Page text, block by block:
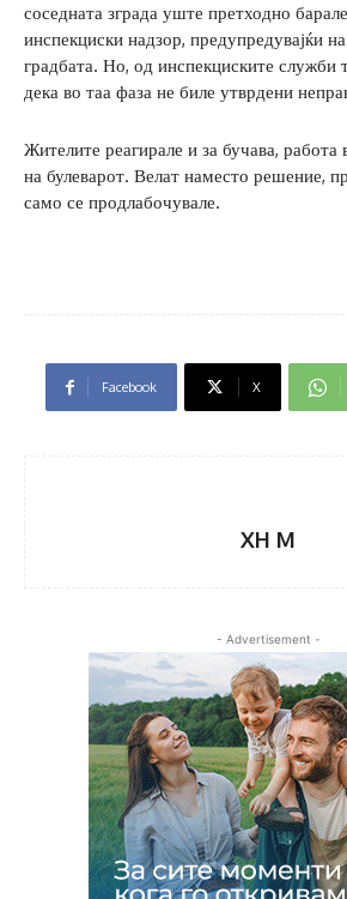
соседната зграда уште претходно
инспекциски надзор, предупредувајќи
градбата. Но, од инспекциските служби
дека во таа фаза не биле утврдени
Жителите реагирале и за бучава, работа
на булеварот. Велат наместо решение,
само се продлабочувале.
Facebook X
XH M
- Advertisement -